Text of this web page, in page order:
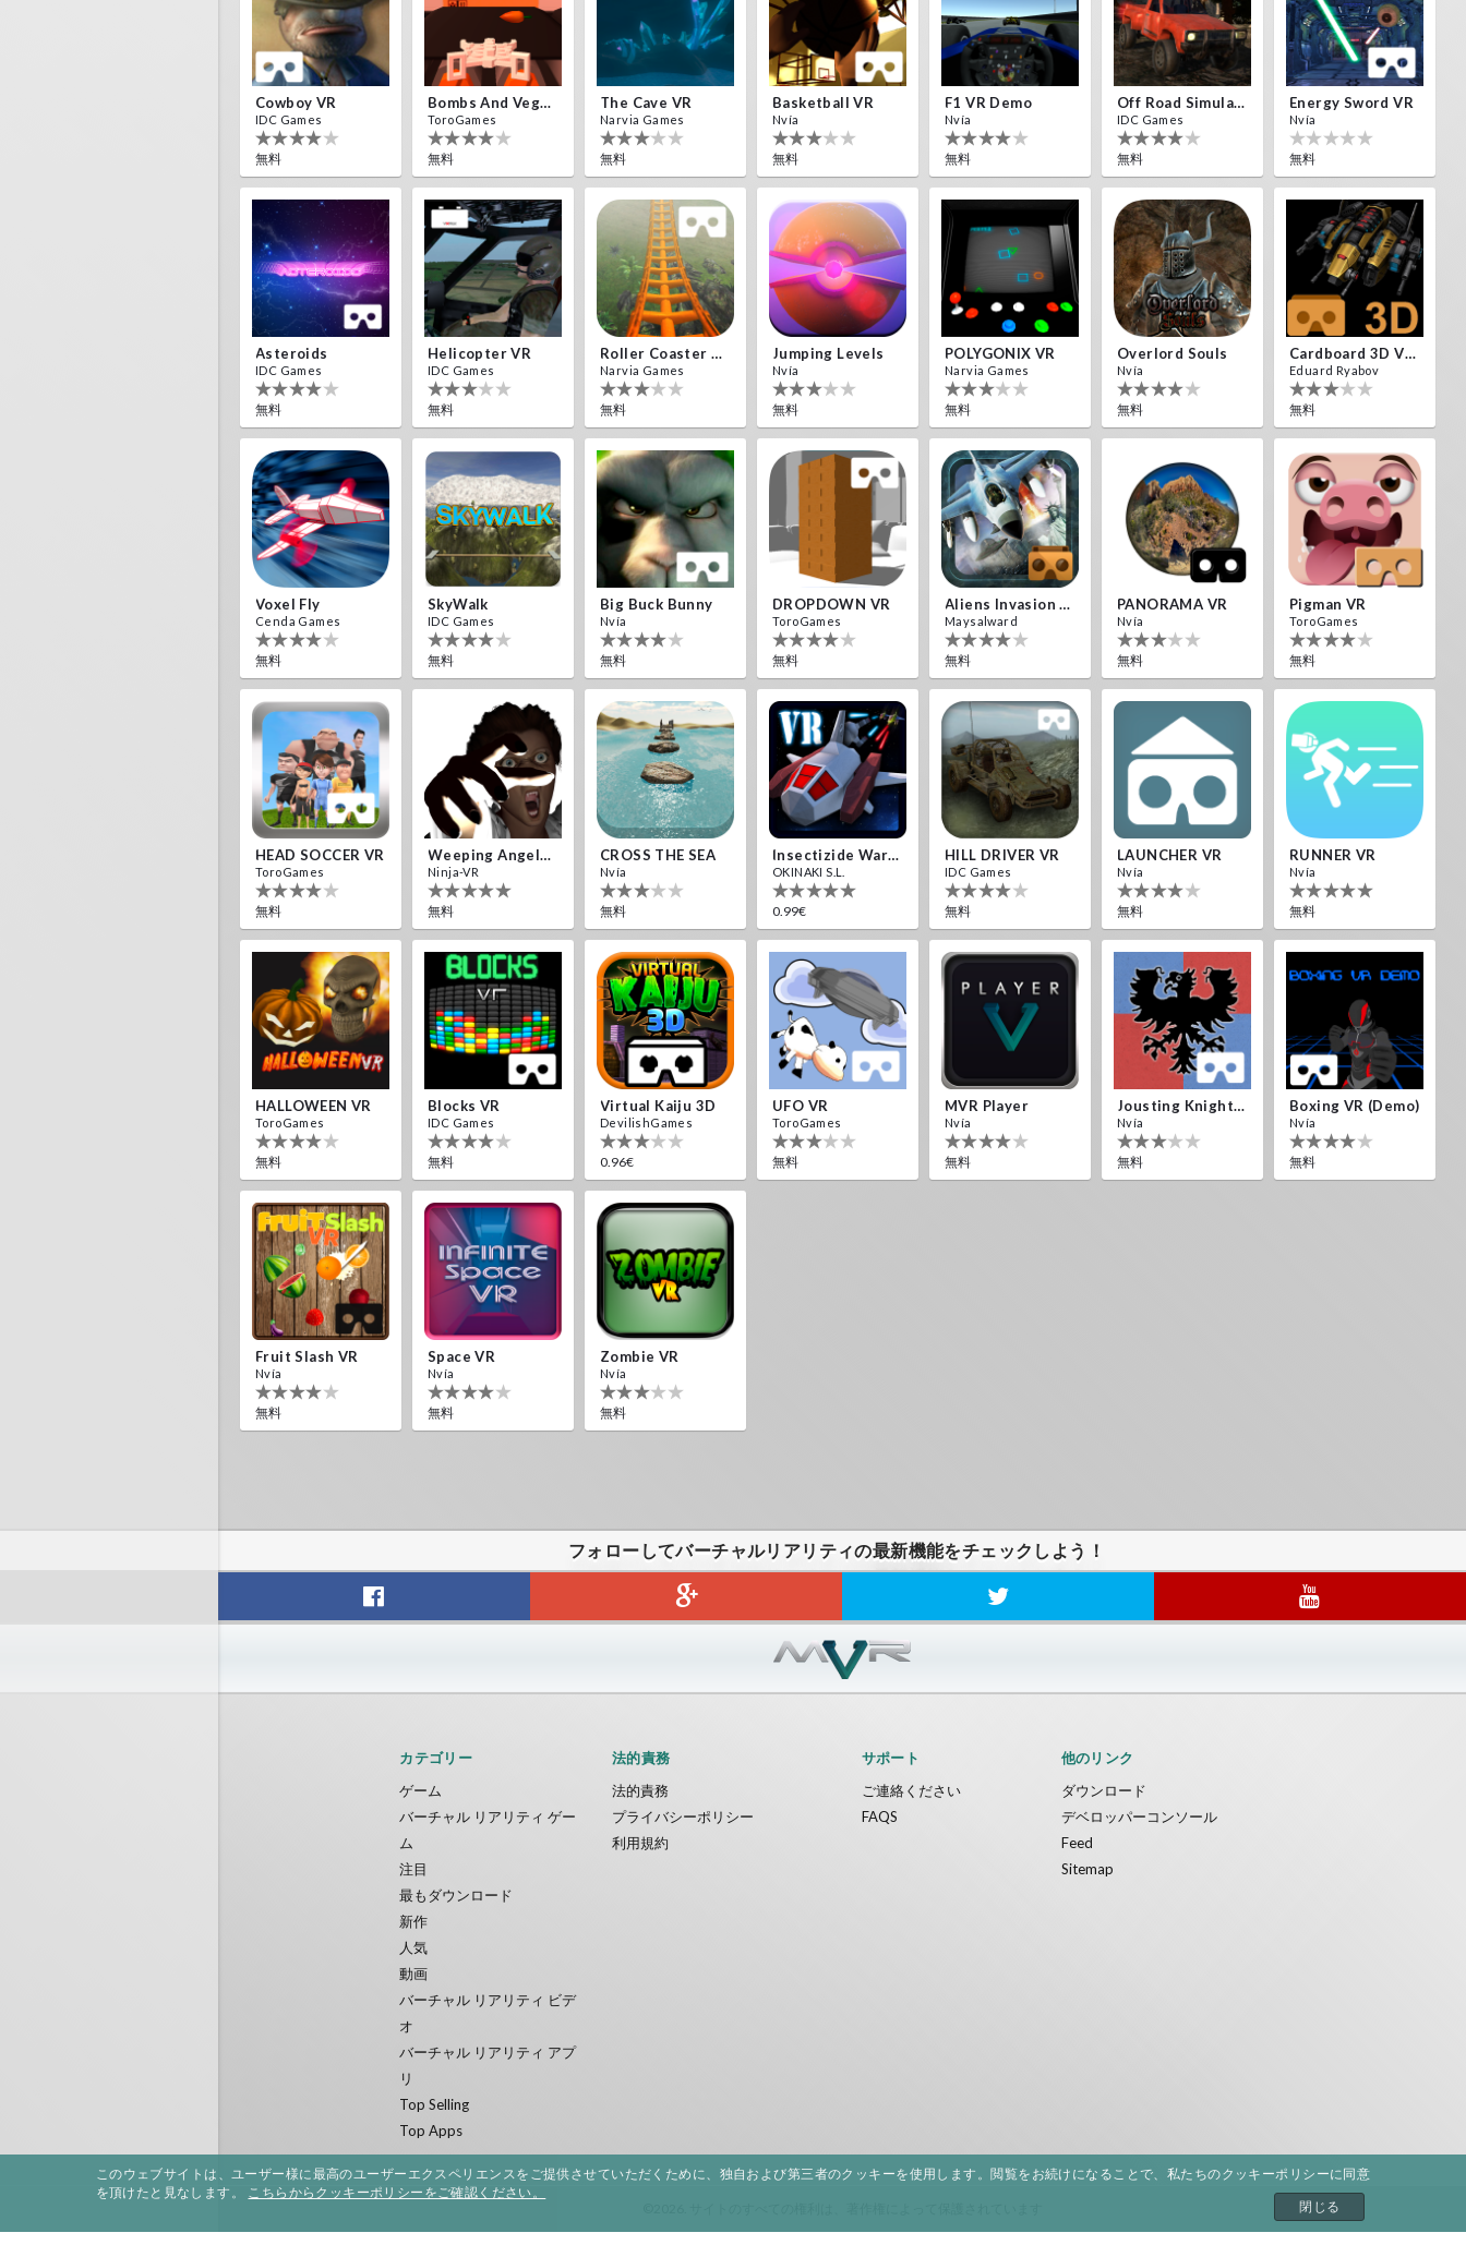
Cowboy VR
IDC Games
無料
Bombs And Veggies
ToroGames
無料
The Cave VR
Narvia Games
無料
Basketball VR
Nvía
無料
F1 VR Demo
Nvía
無料
Off Road Simulator VR
IDC Games
無料
Energy Sword VR
Nvía
無料
Asteroids
IDC Games
無料
Helicopter VR
IDC Games
無料
Roller Coaster VR
Narvia Games
無料
Jumping Levels
Nvía
無料
POLYGONIX VR
Narvia Games
無料
Overlord Souls
Nvía
無料
Cardboard 3D VR Space FPS Game
Eduard Ryabov
無料
Voxel Fly
Cenda Games
無料
SkyWalk
IDC Games
無料
Big Buck Bunny
Nvía
無料
DROPDOWN VR
ToroGames
無料
Aliens Invasion VR
Maysalward
無料
PANORAMA VR
Nvía
無料
Pigman VR
ToroGames
無料
HEAD SOCCER VR
ToroGames
無料
Weeping Angels VR
Ninja-VR
無料
CROSS THE SEA
Nvía
無料
Insectizide Wars VR
OKINAKI S.L.
0.99€
HILL DRIVER VR
IDC Games
無料
LAUNCHER VR
Nvía
無料
RUNNER VR
Nvía
無料
HALLOWEEN VR
ToroGames
無料
Blocks VR
IDC Games
無料
Virtual Kaiju 3D
DevilishGames
0.96€
UFO VR
ToroGames
無料
MVR Player
Nvía
無料
Jousting Knights VR
Nvía
無料
Boxing VR (Demo)
Nvía
無料
Fruit Slash VR
Nvía
無料
Space VR
Nvía
無料
Zombie VR
Nvía
無料
フォローしてバーチャルリアリティの最新機能をチェックしよう！
カテゴリー
ゲーム
バーチャル リアリティ ゲー
ム
注目
最もダウンロード
新作
人気
動画
バーチャル リアリティ ビデ
オ
バーチャル リアリティ アプ
リ
Top Selling
Top Apps
法的責務
法的責務
プライバシーポリシー
利用規約
サポート
ご連絡ください
FAQS
他のリンク
ダウンロード
デベロッパーコンソール
Feed
Sitemap
このウェブサイトは、ユーザー様に最高のユーザーエクスペリエンスをご提供させていただくために、独自および第三者のクッキーを使用します。閲覧をお続けになることで、私たちのクッキーポリシーに同意
を頂けたと見なします。 こちらからクッキーポリシーをご確認ください。
閉じる